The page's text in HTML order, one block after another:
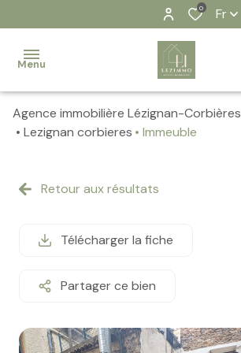
0 Fr
Menu
Accueil
biens
Notre
équipe
actualités
Agence immobilière Lézignan-Corbières
Lezignan corbieres
Immeuble
Retour aux résultats
Télécharger la fiche
Partager ce bien